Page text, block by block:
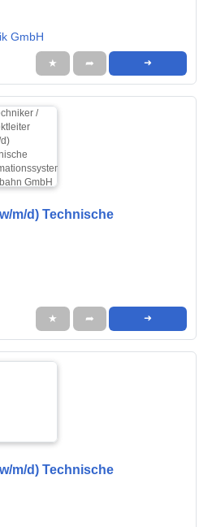
GmbH
★ ➦ ➜
m/d) Technische
★ ➦ ➜
m/d) Technische